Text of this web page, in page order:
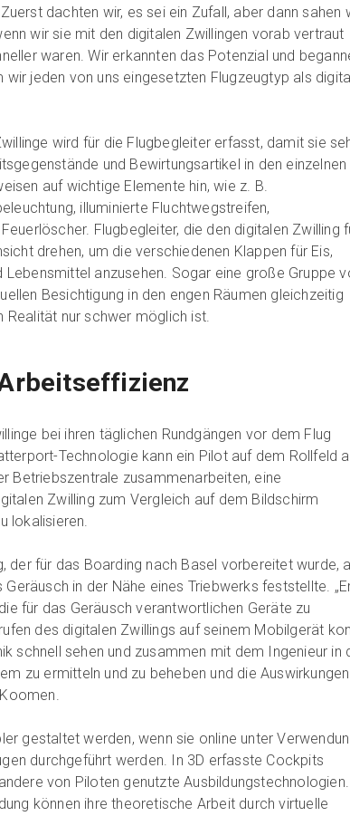
dachten wir, es sei ein Zufall, aber dann sahen
wir sie mit den digitalen Zwillingen vorab vertraut
waren. Wir erkannten das Potenzial und
jeden von uns eingesetzten Flugzeugtyp als
wird für die Flugbegleiter erfasst, damit sie
und Bewirtungsartikel in den einzelnen
auf wichtige Elemente hin, wie z. B.
illuminierte Fluchtwegstreifen,
Flugbegleiter, die den digitalen Zwilling
drehen, um die verschiedenen Klappen für Eis,
Lebensmittel anzusehen. Sogar eine große Gruppe
Besichtigung in den engen Räumen gleichzeitig
Realität nur schwer möglich ist.
bei ihren täglichen Rundgängen vor dem Flug
Technologie kann ein Pilot auf dem Rollfeld
Betriebszentrale zusammenarbeiten, eine
Zwilling zum Vergleich auf dem Bildschirm
lokalisieren.
der für das Boarding nach Basel vorbereitet wurde,
in der Nähe eines Triebwerks feststellte.
für das Geräusch verantwortlichen Geräte zu
des digitalen Zwillings auf seinem Mobilgerät
schnell sehen und zusammen mit dem Ingenieur in
zu ermitteln und zu beheben und die
gestaltet werden, wenn sie online unter
durchgeführt werden. In 3D erfasste Cockpits
von Piloten genutzte Ausbildungstechnologien.
können ihre theoretische Arbeit durch virtuelle